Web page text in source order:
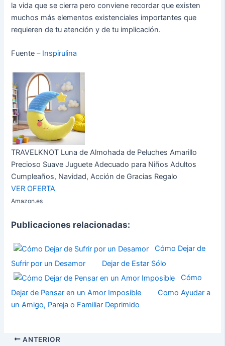
la vida que se cierra pero conviene recordar que existen
muchos más elementos existenciales importantes que
requieren de tu atención y de tu implicación.
Fuente – Inspirulina
TRAVELKNOT Luna de Almohada de Peluches Amarillo
Precioso Suave Juguete Adecuado para Niños Adultos
Cumpleaños, Navidad, Acción de Gracias Regalo
VER OFERTA
Amazon.es
Publicaciones relacionadas:
Cómo Dejar de
Sufrir por un Desamor
Dejar de Estar Sólo
Cómo
Dejar de Pensar en un Amor Imposible
Como Ayudar a
un Amigo, Pareja o Familiar Deprimido
ANTERIOR